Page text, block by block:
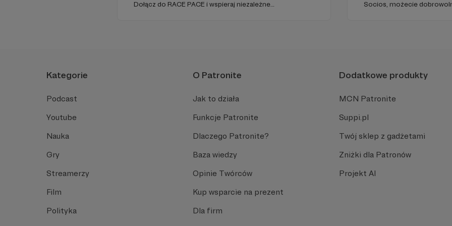
Dołącz do RACE PACE i wspieraj niezależne
Socios, możecie
Kategorie
Podcast
Youtube
Nauka
Gry
Streamerzy
Film
Polityka
O Patronite
Jak to działa
Funkcje Patronite
Dlaczego Patronite?
Baza wiedzy
Opinie Twórców
Kup wsparcie na prezent
Dla firm
Dodatkowe produkty
MCN Patronite
Suppi.pl
Twój sklep z gadżetami
Zniżki dla Patronów
Projekt AI